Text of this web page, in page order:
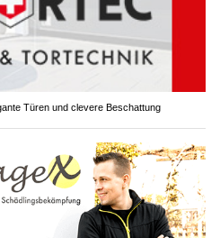
Türen und clevere Beschattung